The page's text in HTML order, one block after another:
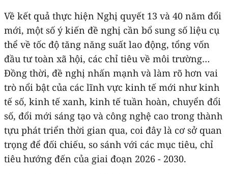
Về kết quả thực hiện Nghị quyết 13 và 40 năm đổi
mới, một số ý kiến đề nghị cần bổ sung số liệu cụ
thể về tốc độ tăng năng suất lao động, tổng vốn
đầu tư toàn xã hội, các chỉ tiêu về môi trường…
Đồng thời, đề nghị nhấn mạnh và làm rõ hơn vai
trò nổi bật của các lĩnh vực kinh tế mới như kinh
tế số, kinh tế xanh, kinh tế tuần hoàn, chuyển đổi
số, đổi mới sáng tạo và công nghệ cao trong thành
tựu phát triển thời gian qua, coi đây là cơ sở quan
trọng để đối chiếu, so sánh với các mục tiêu, chỉ
tiêu hướng đến của giai đoạn 2026 - 2030.